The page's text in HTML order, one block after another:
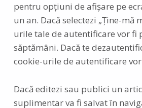
pentru opțiuni de afișare pe
un an. Dacă selectezi „Ține-mă
urile tale de autentificare vor fi
săptămâni. Dacă te
cookie-urile de autentificare
Dacă editezi sau publici un
suplimentar va fi salvat în